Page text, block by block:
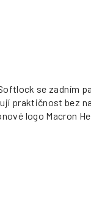
se zadním
praktičnost bez
logo Macron